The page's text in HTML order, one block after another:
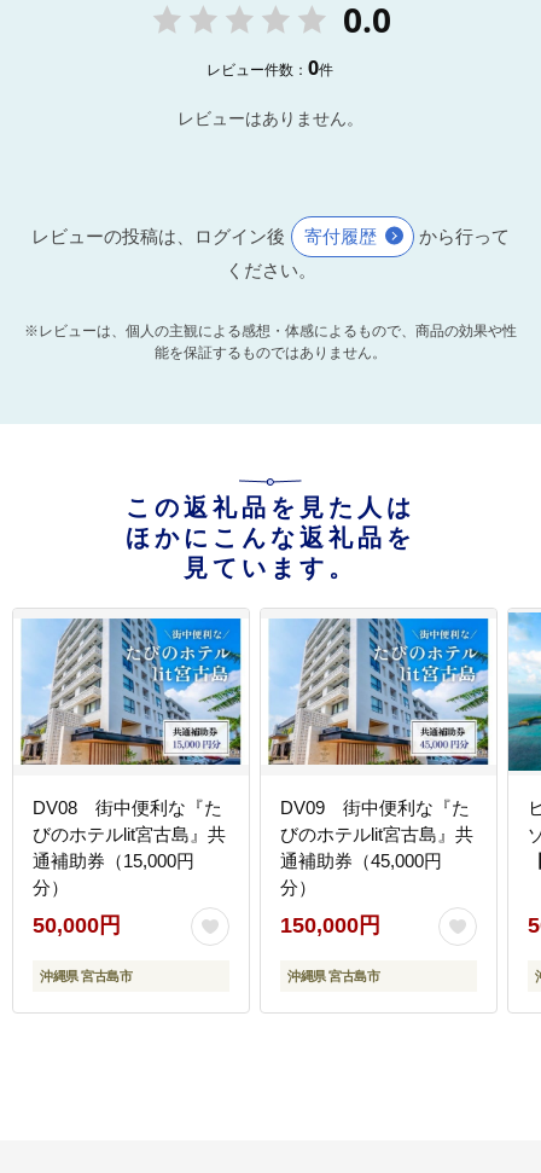
0.0
レビュー件数：0件
レビューはありません。
レビューの投稿は、ログイン後 寄付履歴
から行って
ください。
※レビューは、個人の主観による感想・体感によるもので、商品の効果や性
能を保証するものではありません。
この返礼品を見た人は
ほかにこんな返礼品を
見ています。
DV08 街中便利な『た
びのホテルlit宮古島』共
通補助券（15,000円
分）
50,000円
沖縄県 宮古島市
DV09 街中便利な『た
びのホテルlit宮古島』共
通補助券（45,000円
分）
150,000円
沖縄県 宮古島市